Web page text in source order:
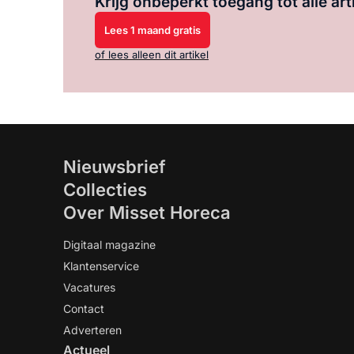
Lees 1 maand gratis
of lees alleen dit artikel
Nieuwsbrief
Collecties
Over Misset Horeca
Digitaal magazine
Klantenservice
Vacatures
Contact
Adverteren
Actueel